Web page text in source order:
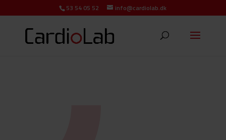
53 54 05 52 info@cardiolab.dk